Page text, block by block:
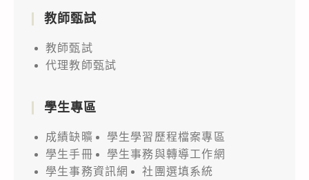
教師甄試
教師甄試
代理教師甄試
學生專區
成績缺曠
學生學習歷程檔案專區
學生手冊
學生事務與轉導工作網
學生事務資訊網
社團選填系統